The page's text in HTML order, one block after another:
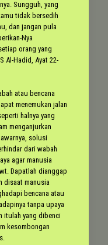
Sungguh, yang
tidak bersedih
dan jangan pula
Nya
orang yang
Al-Hadid, Ayat 22-
atau bencana
menemukan jalan
halnya yang
menganjurkan
solusi
dari wabah
agar manusia
Dapatlah dianggap
disaat manusia
bencana atau
tanpa upaya
itulah yang dibenci
kesombongan